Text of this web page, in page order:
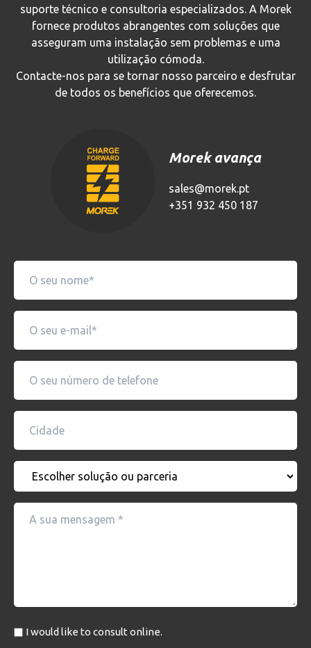
suporte técnico e consultoria especializados. A Morek
fornece produtos abrangentes com soluções que
asseguram uma instalação sem problemas e uma
utilização cómoda.
Contacte-nos para se tornar nosso parceiro e desfrutar
de todos os benefícios que oferecemos.
Morek avança
sales@morek.pt
+351 932 450 187
Name
(Required)
Email
(Required)
Number
(Required)
Purpose
Online
I would like to consult online.